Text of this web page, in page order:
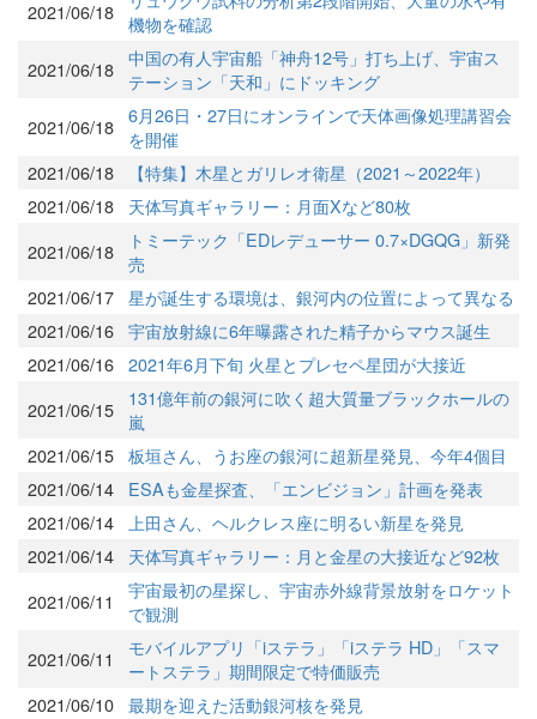
2021/06/18 機物を確認
2021/06/18 中国の有人宇宙船「神舟12号」打ち上げ、宇宙ス
テーション「天和」にドッキング
2021/06/18 6月26日・27日にオンラインで天体画像処理講習会
を開催
2021/06/18
【特集】木星とガリレオ衛星（2021～2022年）
2021/06/18
天体写真ギャラリー：月面Xなど80枚
2021/06/18
トミーテック「EDレデューサー 0.7×DGQG」新発
売
2021/06/17 星が誕生する環境は、銀河内の位置によって異なる
2021/06/16 宇宙放射線に6年曝露された精子からマウス誕生
2021/06/16 2021年6月下旬 火星とプレセペ星団が大接近
2021/06/15
131億年前の銀河に吹く超大質量ブラックホールの
嵐
2021/06/15 板垣さん、うお座の銀河に超新星発見、今年4個目
2021/06/14
ESAも金星探査、「エンビジョン」計画を発表
2021/06/14 上田さん、ヘルクレス座に明るい新星を発見
2021/06/14
天体写真ギャラリー：月と金星の大接近など92枚
2021/06/11
宇宙最初の星探し、宇宙赤外線背景放射をロケット
で観測
2021/06/11
モバイルアプリ「iステラ」「iステラ HD」「スマ
ートステラ」期間限定で特価販売
2021/06/10 最期を迎えた活動銀河核を発見